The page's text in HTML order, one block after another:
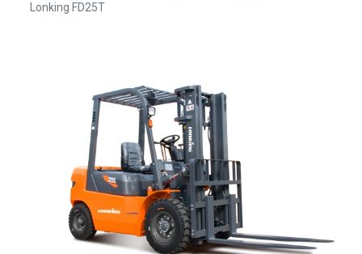
Lonking FD25T